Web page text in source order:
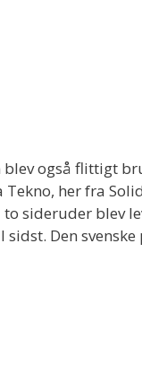
blev også flittigt
her fra
sideruder blev
Den svenske